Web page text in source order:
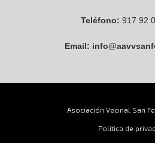
Teléfono: 917 92
Email:
Asociación Vecinal San
Política de